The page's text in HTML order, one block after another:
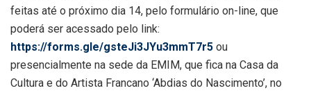
feitas até o próximo dia 14, pelo formulário on-line, que
poderá ser acessado pelo link:
https://forms.gle/gsteJi3JYu3mmT7r5 ou
presencialmente na sede da EMIM, que fica na Casa da
Cultura e do Artista Francano ‘Abdias do Nascimento’, no